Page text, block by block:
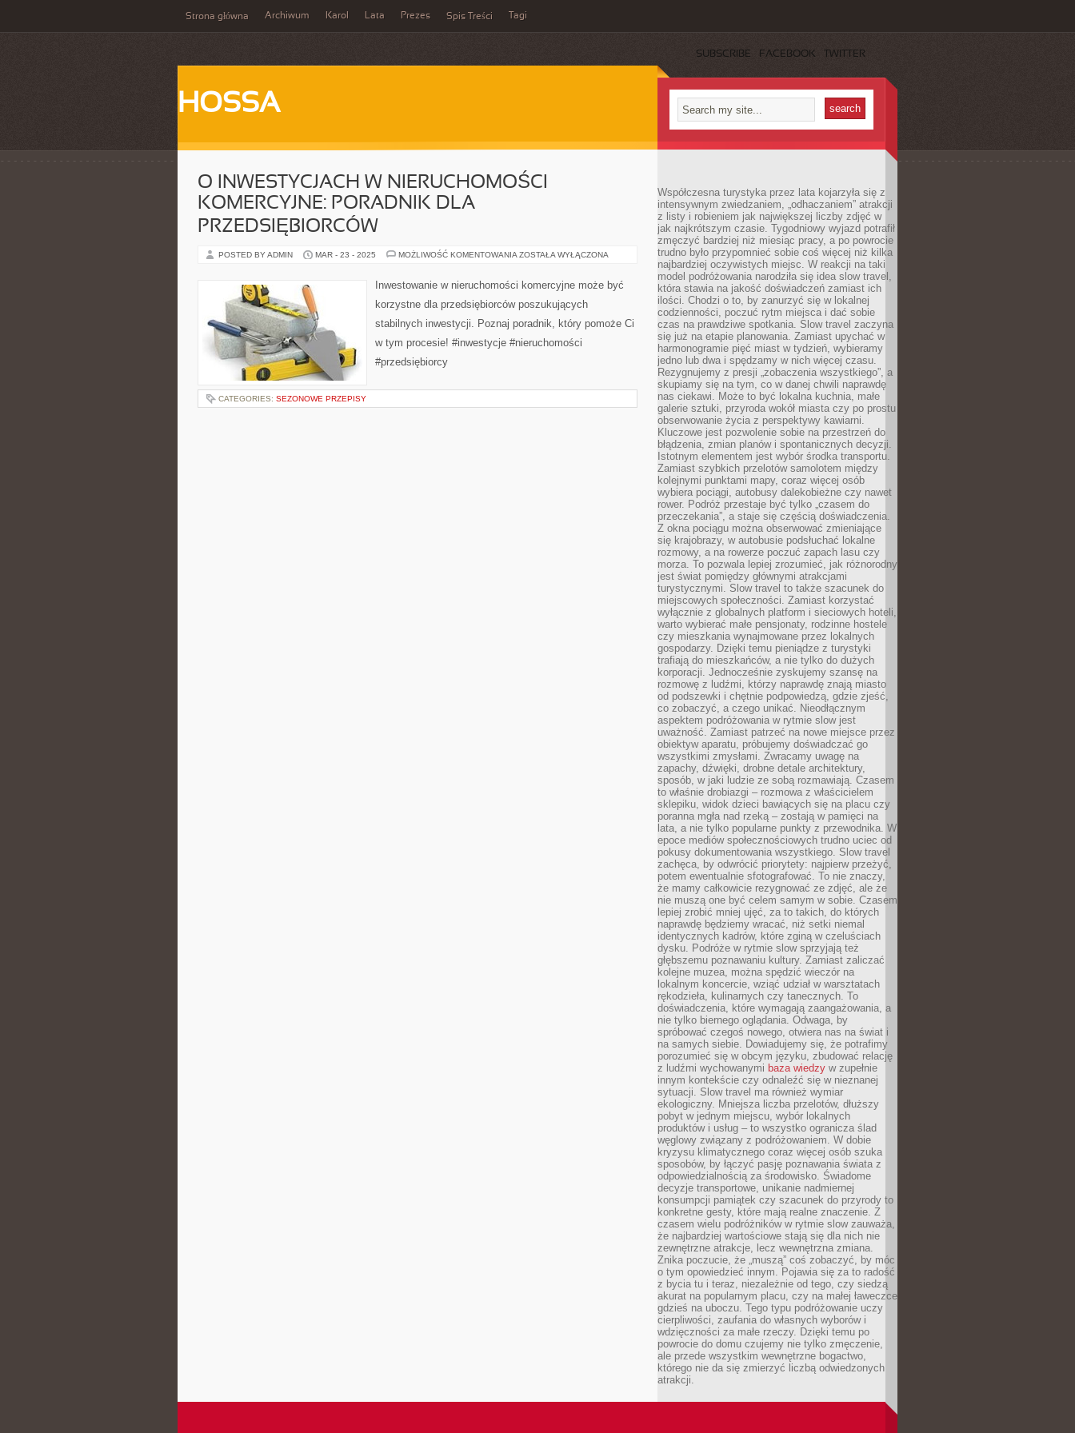
Strona główna Archiwum Karol Lata Prezes Spis Treści Tagi
SUBSCRIBE FACEBOOK TWITTER
HOSSA
O INWESTYCJACH W NIERUCHOMOŚCI
KOMERCYJNE: PORADNIK DLA
PRZEDSIĘBIORCÓW
POSTED BY ADMIN MAR - 23 - 2025 MOŻLIWOŚĆ KOMENTOWANIA O
NIERUCHOMOŚCI
KOMERCYJNE:
DLA
ZOSTAŁA WYŁĄCZONA
Inwestowanie w nieruchomości komercyjne może być
korzystne dla przedsiębiorców poszukujących
stabilnych inwestycji. Poznaj poradnik, który pomoże Ci
w tym procesie! #inwestycje #nieruchomości
#przedsiębiorcy
CATEGORIES: SEZONOWE PRZEPISY
Współczesna turystyka przez lata kojarzyła się z
intensywnym zwiedzaniem, „odhaczaniem” atrakcji
z listy i robieniem jak największej liczby zdjęć w
jak najkrótszym czasie. Tygodniowy wyjazd potrafił
zmęczyć bardziej niż miesiąc pracy, a po powrocie
trudno było przypomnieć sobie coś więcej niż kilka
najbardziej oczywistych miejsc. W reakcji na taki
model podróżowania narodziła się idea slow travel,
która stawia na jakość doświadczeń zamiast ich
ilości. Chodzi o to, by zanurzyć się w lokalnej
codzienności, poczuć rytm miejsca i dać sobie
czas na prawdziwe spotkania. Slow travel zaczyna
się już na etapie planowania. Zamiast upychać w
harmonogramie pięć miast w tydzień, wybieramy
jedno lub dwa i spędzamy w nich więcej czasu.
Rezygnujemy z presji „zobaczenia wszystkiego”, a
skupiamy się na tym, co w danej chwili naprawdę
nas ciekawi. Może to być lokalna kuchnia, małe
galerie sztuki, przyroda wokół miasta czy po prostu
obserwowanie życia z perspektywy kawiarni.
Kluczowe jest pozwolenie sobie na przestrzeń do
błądzenia, zmian planów i spontanicznych decyzji.
Istotnym elementem jest wybór środka transportu.
Zamiast szybkich przelotów samolotem między
kolejnymi punktami mapy, coraz więcej osób
wybiera pociągi, autobusy dalekobieżne czy nawet
rower. Podróż przestaje być tylko „czasem do
przeczekania”, a staje się częścią doświadczenia.
Z okna pociągu można obserwować zmieniające
się krajobrazy, w autobusie podsłuchać lokalne
rozmowy, a na rowerze poczuć zapach lasu czy
morza. To pozwala lepiej zrozumieć, jak różnorodny
jest świat pomiędzy głównymi atrakcjami
turystycznymi. Slow travel to także szacunek do
miejscowych społeczności. Zamiast korzystać
wyłącznie z globalnych platform i sieciowych hoteli,
warto wybierać małe pensjonaty, rodzinne hostele
czy mieszkania wynajmowane przez lokalnych
gospodarzy. Dzięki temu pieniądze z turystyki
trafiają do mieszkańców, a nie tylko do dużych
korporacji. Jednocześnie zyskujemy szansę na
rozmowę z ludźmi, którzy naprawdę znają miasto
od podszewki i chętnie podpowiedzą, gdzie zjeść,
co zobaczyć, a czego unikać. Nieodłącznym
aspektem podróżowania w rytmie slow jest
uważność. Zamiast patrzeć na nowe miejsce przez
obiektyw aparatu, próbujemy doświadczać go
wszystkimi zmysłami. Zwracamy uwagę na
zapachy, dźwięki, drobne detale architektury,
sposób, w jaki ludzie ze sobą rozmawiają. Czasem
to właśnie drobiazgi – rozmowa z właścicielem
sklepiku, widok dzieci bawiących się na placu czy
poranna mgła nad rzeką – zostają w pamięci na
lata, a nie tylko popularne punkty z przewodnika. W
epoce mediów społecznościowych trudno uciec od
pokusy dokumentowania wszystkiego. Slow travel
zachęca, by odwrócić priorytety: najpierw przeżyć,
potem ewentualnie sfotografować. To nie znaczy,
że mamy całkowicie rezygnować ze zdjęć, ale że
nie muszą one być celem samym w sobie. Czasem
lepiej zrobić mniej ujęć, za to takich, do których
naprawdę będziemy wracać, niż setki niemal
identycznych kadrów, które zginą w czeluściach
dysku. Podróże w rytmie slow sprzyjają też
głębszemu poznawaniu kultury. Zamiast zaliczać
kolejne muzea, można spędzić wieczór na
lokalnym koncercie, wziąć udział w warsztatach
rękodzieła, kulinarnych czy tanecznych. To
doświadczenia, które wymagają zaangażowania, a
nie tylko biernego oglądania. Odwaga, by
spróbować czegoś nowego, otwiera nas na świat i
na samych siebie. Dowiadujemy się, że potrafimy
porozumieć się w obcym języku, zbudować relację
z ludźmi wychowanymi baza wiedzy w zupełnie
innym kontekście czy odnaleźć się w nieznanej
sytuacji. Slow travel ma również wymiar
ekologiczny. Mniejsza liczba przelotów, dłuższy
pobyt w jednym miejscu, wybór lokalnych
produktów i usług – to wszystko ogranicza ślad
węglowy związany z podróżowaniem. W dobie
kryzysu klimatycznego coraz więcej osób szuka
sposobów, by łączyć pasję poznawania świata z
odpowiedzialnością za środowisko. Świadome
decyzje transportowe, unikanie nadmiernej
konsumpcji pamiątek czy szacunek do przyrody to
konkretne gesty, które mają realne znaczenie. Z
czasem wielu podróżników w rytmie slow zauważa,
że najbardziej wartościowe stają się dla nich nie
zewnętrzne atrakcje, lecz wewnętrzna zmiana.
Znika poczucie, że „muszą” coś zobaczyć, by móc
o tym opowiedzieć innym. Pojawia się za to radość
z bycia tu i teraz, niezależnie od tego, czy siedzą
akurat na popularnym placu, czy na małej ławeczce
gdzieś na uboczu. Tego typu podróżowanie uczy
cierpliwości, zaufania do własnych wyborów i
wdzięczności za małe rzeczy. Dzięki temu po
powrocie do domu czujemy nie tylko zmęczenie,
ale przede wszystkim wewnętrzne bogactwo,
którego nie da się zmierzyć liczbą odwiedzonych
atrakcji.